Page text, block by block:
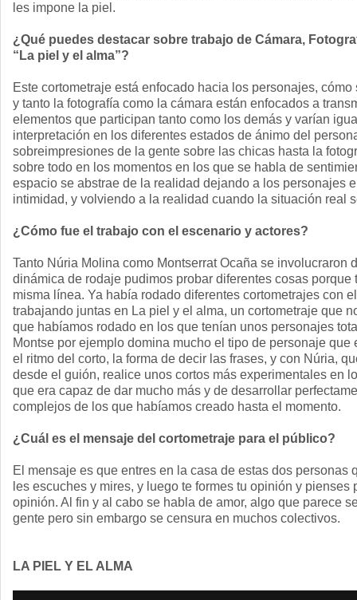
les impone la piel.
¿Qué puedes destacar sobre trabajo de Cámara,
“La piel y el alma”?
Este cortometraje está enfocado hacia los personajes,
y tanto la fotografía como la cámara están enfocados a
elementos que participan tanto como los demás y varían
interpretación en los diferentes estados de ánimo del
sobreimpresiones de la gente sobre las chicas hasta la
sobre todo en los momentos en los que se habla de
espacio se abstrae de la realidad dejando a los personajes
intimidad, y volviendo a la realidad cuando la situación real
¿Cómo fue el trabajo con el escenario y actores?
Tanto Núria Molina como Montserrat Ocaña se involucraron
dinámica de rodaje pudimos probar diferentes cosas porque
misma línea. Ya había rodado diferentes cortometrajes con
trabajando juntas en La piel y el alma, un cortometraje que
que habíamos rodado en los que tenían unos personajes
Montse por ejemplo domina mucho el tipo de personaje que
el ritmo del corto, la forma de decir las frases, y con Núria,
desde el guión, realice unos cortos más experimentales en
que era capaz de dar mucho más y de desarrollar
complejos de los que habíamos creado hasta el momento.
¿Cuál es el mensaje del cortometraje para el público?
El mensaje es que entres en la casa de estas dos personas
les escuches y mires, y luego te formes tu opinión y pienses
opinión. Al fin y al cabo se habla de amor, algo que parece
gente pero sin embargo se censura en muchos colectivos.
LA PIEL Y EL ALMA